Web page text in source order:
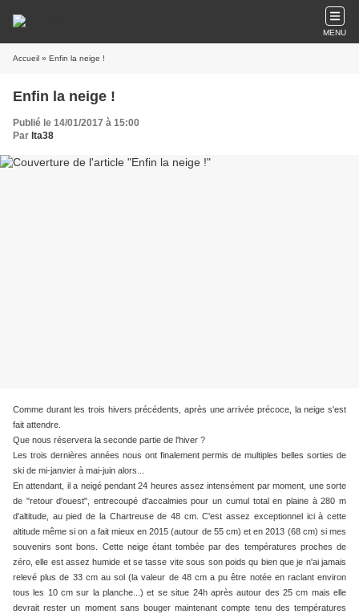
MENU
Accueil » Enfin la neige !
Enfin la neige !
Publié le 14/01/2017 à 15:00
Par lta38
Comme durant les trois hivers précédents, après une arrivée précoce, la neige s'est
fait attendre.
Que nous réservera la seconde partie de l'hiver ?
Les trois dernières années nous ont finalement permis de multiples belles sorties de
ski de mi-janvier à mai-juin alors...
En attendant, il a neigé pendant 24 heures assez intensément par moment, une sorte
de "retour d'ouest", entrecoupé d'accalmies pour un cumul total en plaine à 280 m
d'altitude, au pied de la Chartreuse de 48 cm. C'est assez exceptionnel ici à cette
altitude même si on a fait mieux en 2015 (autour de 55 cm) et en 2013 (68 cm) si mes
souvenirs sont bons. Cette neige étant tombée par des températures proches de
zéro, elle est assez humide et se tasse vite sous son poids qu bien que je n'ai jamais
relevé plus de 33 cm au sol (la valeur de 48 cm a pu être notée en raclant environ
tous les 10 cm sur la planche...) et se situe 24h après autour des 25 cm mais elle
devrait rester un moment sans bouger maintenant compte tenu des températures